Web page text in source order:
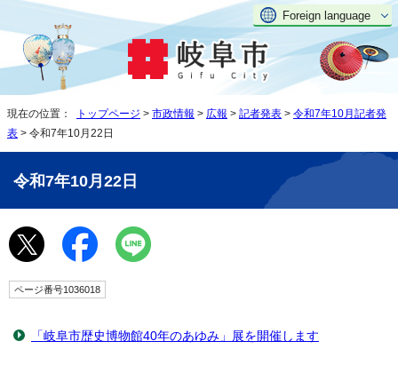
Foreign language
現在の位置： トップページ > 市政情報 > 広報 > 記者発表 > 令和7年10月記者発
表 > 令和7年10月22日
令和7年10月22日
ページ番号1036018
「岐阜市歴史博物館40年のあゆみ」展を開催します